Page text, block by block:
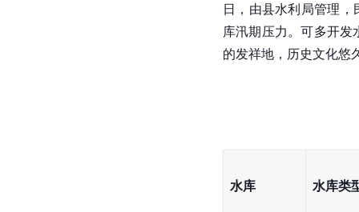
日，由县水利局管理
库汛期压力。可多开发
的发祥地，历史文化悠